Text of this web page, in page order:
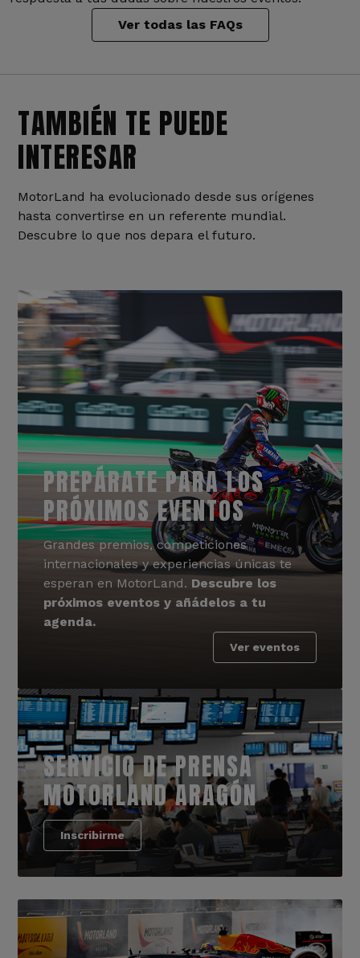
Ver todas las FAQs
TAMBIÉN TE PUEDE
INTERESAR
MotorLand ha evolucionado desde sus orígenes
hasta convertirse en un referente mundial.
Descubre lo que nos depara el futuro.
PREPÁRATE PARA LOS
PRÓXIMOS EVENTOS
Grandes premios, competiciones
internacionales y experiencias únicas te
esperan en MotorLand. Descubre los
próximos eventos y añádelos a tu
agenda.
Ver eventos
SERVICIO DE PRENSA
MOTORLAND ARAGÓN
Inscribirme